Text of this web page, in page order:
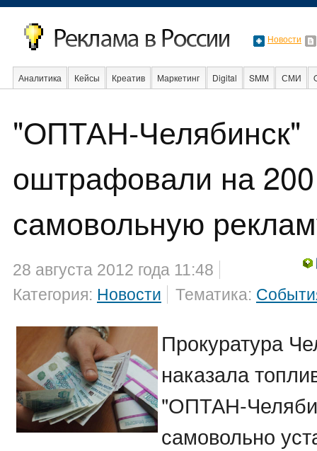
Новости
Аналитика Кейсы Креатив Маркетинг Digital SMM СМИ
"ОПТАН-Челябинск"
оштрафовали на
самовольную
28 августа 2012 года 11:48
Категория: Новости Тематика:
Прокуратура
наказала
"ОПТАН-
самовольно